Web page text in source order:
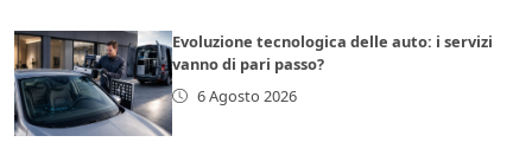
Evoluzione tecnologica delle auto: i servizi
vanno di pari passo?
6 Agosto 2026